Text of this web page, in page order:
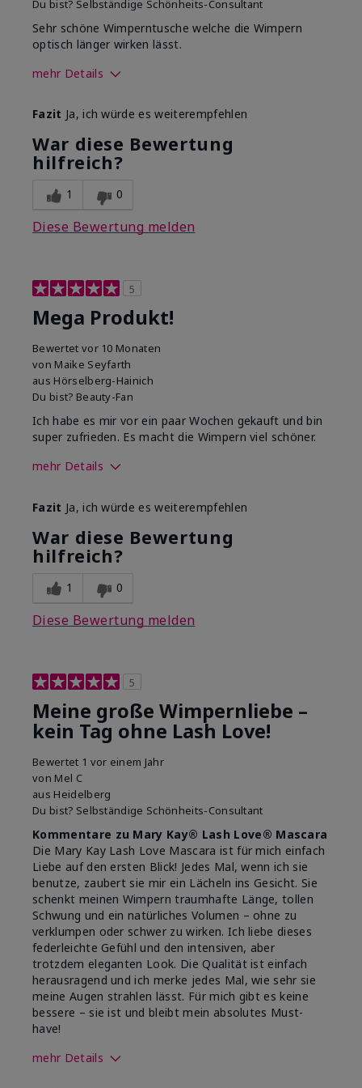
Du bist? Selbständige Schönheits-Consultant
Sehr schöne Wimperntusche welche die Wimpern
optisch länger wirken lässt.
mehr Details
dieses Produkts?
5
Wie gefällt dir das Produkt im
Vergleich zu anderen von dir
Dekorativkosmetikmarken?
Fazit Ja, ich würde es weiterempfehlen
War diese Bewertung
hilfreich?
1 0
Diese Bewertung melden
5
Mega Produkt!
Bewertet vor 10 Monaten
von Maike Seyfarth
aus Hörselberg-Hainich
Du bist? Beauty-Fan
Ich habe es mir vor ein paar Wochen gekauft und bin
super zufrieden. Es macht die Wimpern viel schöner.
mehr Details
dieses Produkts?
5
Wie gefällt dir das Produkt im
Vergleich zu anderen von dir
Dekorativkosmetikmarken?
Fazit Ja, ich würde es weiterempfehlen
War diese Bewertung
hilfreich?
1 0
Diese Bewertung melden
5
Meine große Wimpernliebe –
kein Tag ohne Lash Love!
Bewertet 1 vor einem Jahr
von Mel C
aus Heidelberg
Du bist? Selbständige Schönheits-Consultant
Kommentare zu Mary Kay® Lash Love® Mascara
Die Mary Kay Lash Love Mascara ist für mich einfach
Liebe auf den ersten Blick! Jedes Mal, wenn ich sie
benutze, zaubert sie mir ein Lächeln ins Gesicht. Sie
schenkt meinen Wimpern traumhafte Länge, tollen
Schwung und ein natürliches Volumen – ohne zu
verklumpen oder schwer zu wirken. Ich liebe dieses
federleichte Gefühl und den intensiven, aber
trotzdem eleganten Look. Die Qualität ist einfach
herausragend und ich merke jedes Mal, wie sehr sie
meine Augen strahlen lässt. Für mich gibt es keine
bessere – sie ist und bleibt mein absolutes Must-
have!
mehr Details